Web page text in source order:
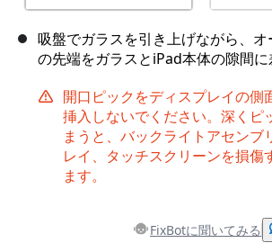
吸盤でガラスを引き上げながら、
の先端をガラスとiPad本体の隙間に
開口ピックをディスプレイの側
挿入しないでください。深くピ
まうと、バックライトアセンブ
レイ、タッチスクリーンを損傷
ます。
FixBotに聞いてみる